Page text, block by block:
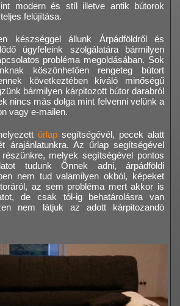
modern és stíl illetve antik bútorok
felújítása.
készséggel állunk Árpádföldről és
ügyfeleink szolgálatára bármilyen
probléma megoldásában. Sok
köszönhetően rengeteg bútort
következtében kiváló minőségű
bármilyen kárpitozott bútor darabról
nincs más dolga mint felvenni velünk a
vagy e-mailen.
űrlap segítségévél, pecek alatt
árajánlatunkra. Az űrlap segítségével
melyek segítségével pontos
tudunk Önnek adni, árpádföldi
nem tud valamilyen okból, képeket
az sem probléma mert akkor is
de csak tól-ig behatárolásra van
nem látjuk az adott kárpitozandó